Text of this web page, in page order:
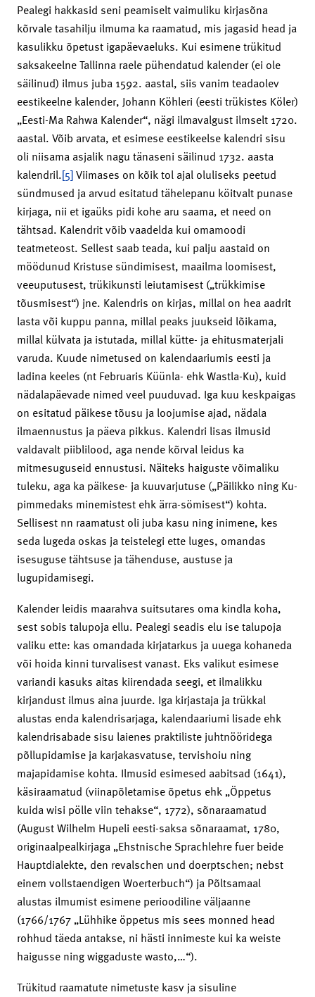
Pealegi hakkasid seni peamiselt vaimuliku kirjasõna
kõrvale tasahilju ilmuma ka raamatud, mis jagasid head ja
kasulikku õpetust igapäevaeluks. Kui esimene trükitud
saksakeelne Tallinna raele pühendatud kalender (ei ole
säilinud) ilmus juba 1592. aastal, siis vanim teadaolev
eestikeelne kalender, Johann Köhleri (eesti trükistes Köler)
„Eesti-Ma Rahwa Kalender“, nägi ilmavalgust ilmselt 1720.
aastal. Võib arvata, et esimese eestikeelse kalendri sisu
oli niisama asjalik nagu tänaseni säilinud 1732. aasta
kalendril.[5]Viimases on kõik tol ajal oluliseks peetud
sündmused ja arvud esitatud tähelepanu köitvalt punase
kirjaga, nii et igaüks pidi kohe aru saama, et need on
tähtsad. Kalendrit võib vaadelda kui omamoodi
teatmeteost. Sellest saab teada, kui palju aastaid on
möödunud Kristuse sündimisest, maailma loomisest,
veeuputusest, trükikunsti leiutamisest („trükkimise
tõusmisest“) jne. Kalendris on kirjas, millal on hea aadrit
lasta või kuppu panna, millal peaks juukseid lõikama,
millal külvata ja istutada, millal kütte- ja ehitusmaterjali
varuda. Kuude nimetused on kalendaariumis eesti ja
ladina keeles (nt Februaris Küünla- ehk Wastla-Ku), kuid
nädalapäevade nimed veel puuduvad. Iga kuu keskpaigas
on esitatud päikese tõusu ja loojumise ajad, nädala
ilmaennustus ja päeva pikkus. Kalendri lisas ilmusid
valdavalt piiblilood, aga nende kõrval leidus ka
mitmesuguseid ennustusi. Näiteks haiguste võimaliku
tuleku, aga ka päikese- ja kuuvarjutuse („Päilikko ning Ku-
pimmedaks minemistest ehk ärra-sömisest“) kohta.
Sellisest nn raamatust oli juba kasu ning inimene, kes
seda lugeda oskas ja teistelegi ette luges, omandas
isesuguse tähtsuse ja tähenduse, austuse ja
lugupidamisegi.
Kalender leidis maarahva suitsutares oma kindla koha,
sest sobis talupoja ellu. Pealegi seadis elu ise talupoja
valiku ette: kas omandada kirjatarkus ja uuega kohaneda
või hoida kinni turvalisest vanast. Eks valikut esimese
variandi kasuks aitas kiirendada seegi, et ilmalikku
kirjandust ilmus aina juurde. Iga kirjastaja ja trükkal
alustas enda kalendrisarjaga, kalendaariumi lisade ehk
kalendrisabade sisu laienes praktiliste juhtnööridega
põllupidamise ja karjakasvatuse, tervishoiu ning
majapidamise kohta. Ilmusid esimesed aabitsad (1641),
käsiraamatud (viinapõletamise õpetus ehk „Öppetus
kuida wisi pölle viin tehakse“, 1772), sõnaraamatud
(August Wilhelm Hupeli eesti-saksa sõnaraamat, 1780,
originaalpealkirjaga „Ehstnische Sprachlehre fuer beide
Hauptdialekte, den revalschen und doerptschen; nebst
einem vollstaendigen Woerterbuch“) ja Põltsamaal
alustas ilmumist esimene perioodiline väljaanne
(1766/1767 „Lühhike öppetus mis sees monned head
rohhud täeda antakse, ni hästi innimeste kui ka weiste
haigusse ning wiggaduste wasto,…“).
Trükitud raamatute nimetuste kasv ja sisuline